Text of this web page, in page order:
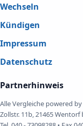
Wechseln
Kündigen
Impressum
Datenschutz
Partnerhinweis
Alle Vergleiche powered by
Zollstr. 11b, 21465